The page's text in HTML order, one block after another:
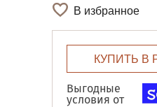
В избранное
КУПИТЬ В
Выгодные
условия от